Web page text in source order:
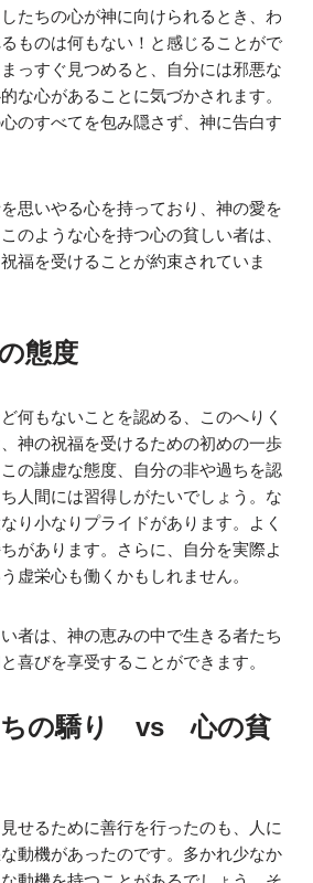
たちの心が神に向けられるとき、わ
ものは何もない！と感じることがで
っすぐ見つめると、自分には邪悪な
な心があることに気づかされます。
のすべてを包み隠さず、神に告白す
思いやる心を持っており、神の愛を
のような心を持つ心の貧しい者は、
福を受けることが約束されていま
態度
何もないことを認める、このへりく
神の祝福を受けるための初めの一歩
の謙虚な態度、自分の非や過ちを認
人間には習得しがたいでしょう。な
り小なりプライドがあります。よく
があります。さらに、自分を実際よ
虚栄心も働くかもしれません。
者は、神の恵みの中で生きる者たち
喜びを享受することができます。
ちの驕り vs 心の貧
せるために善行を行ったのも、人に
動機があったのです。多かれ少なか